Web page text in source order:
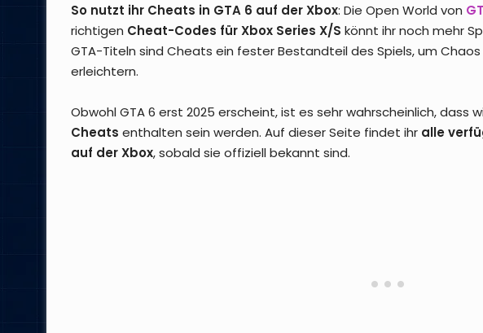
So nutzt ihr Cheats in GTA 6 auf der Xbox: Die Open World von
richtigen Cheat-Codes für Xbox Series X/S könnt ihr noch mehr
GTA-Titeln sind Cheats ein fester Bestandteil des Spiels, um
erleichtern.
Obwohl GTA 6 erst 2025 erscheint, ist es sehr wahrscheinlich, dass
Cheats enthalten sein werden. Auf dieser Seite findet ihr alle
auf der Xbox, sobald sie offiziell bekannt sind.